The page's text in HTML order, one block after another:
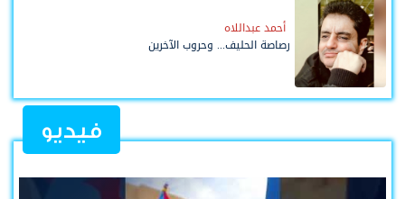
أحمد عبداللاه
رصاصة الحليف... وحروب الآخرين
فيديو